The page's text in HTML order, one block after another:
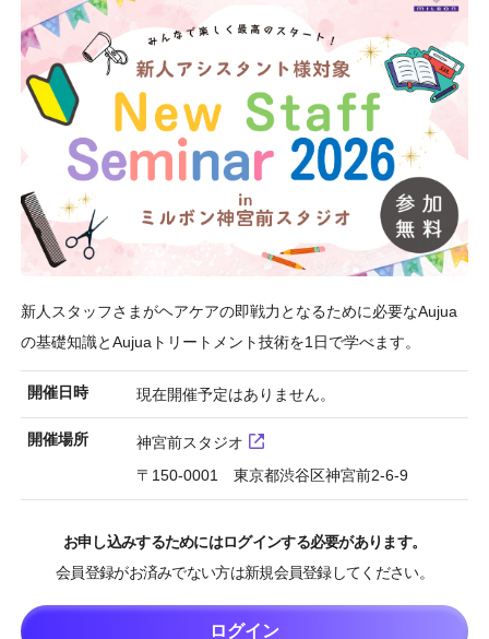
新人スタッフさまがヘアケアの即戦力となるために必要なAujua
の基礎知識とAujuaトリートメント技術を1日で学べます。
開催日時 現在開催予定はありません。
開催場所
神宮前スタジオ
〒150-0001 東京都渋谷区神宮前2-6-9
お申し込みするためにはログインする必要があります。
会員登録がお済みでない方は新規会員登録してください。
ログイン